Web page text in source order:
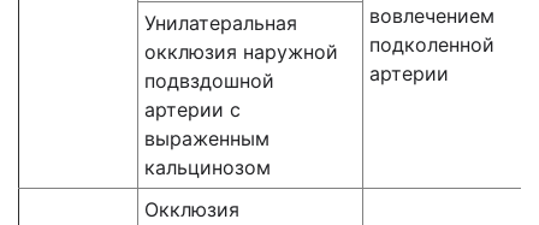
вовлечением
подколенной
артерии
Унилатеральная
окклюзия наружной
подвздошной
артерии с
выраженным
кальцинозом
Окклюзия